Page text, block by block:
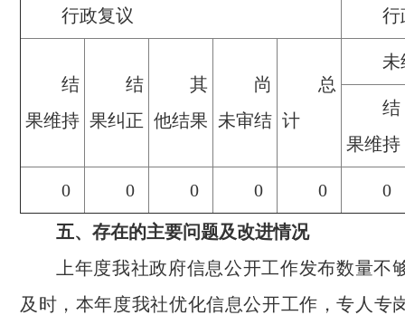
行政复议 行
结
果维持
结
果纠正
其
他结果
尚
未审结
总
计
未
结
果维持
0 0 0 0 0 0
五、存在的主要问题及改进情况
上年度我社政府信息公开工作发布数量不
及时，本年度我社优化信息公开工作，专人专